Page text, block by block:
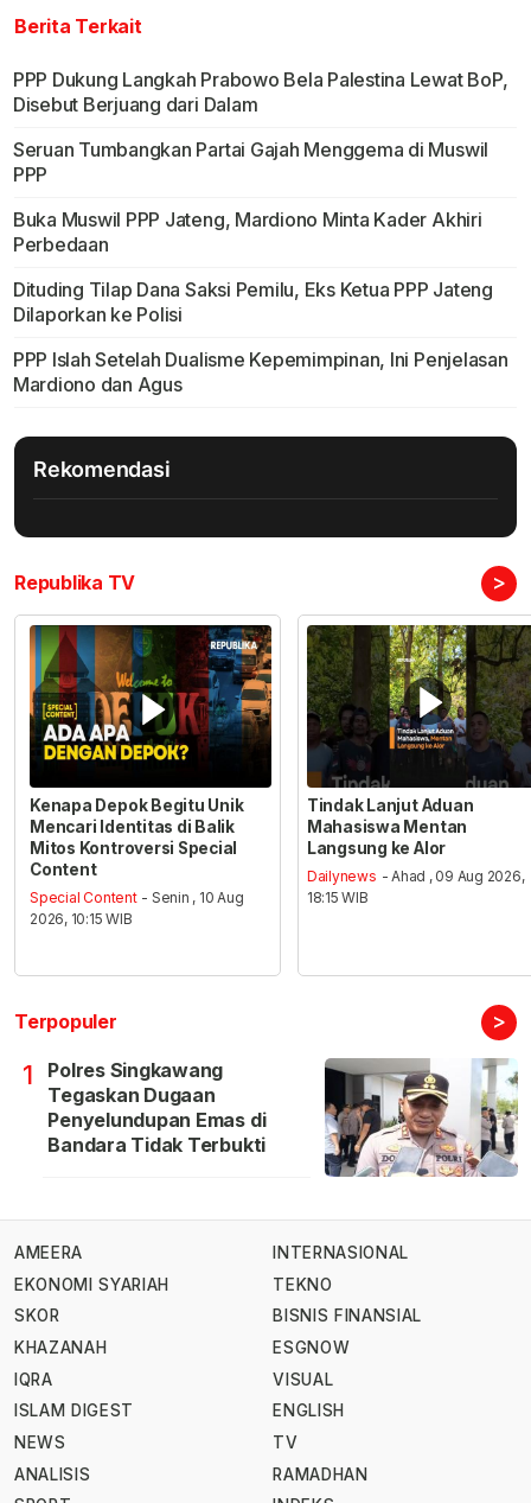
Berita Terkait
PPP Dukung Langkah Prabowo Bela Palestina Lewat BoP,
Disebut Berjuang dari Dalam
Seruan Tumbangkan Partai Gajah Menggema di Muswil
PPP
Buka Muswil PPP Jateng, Mardiono Minta Kader Akhiri
Perbedaan
Dituding Tilap Dana Saksi Pemilu, Eks Ketua PPP Jateng
Dilaporkan ke Polisi
PPP Islah Setelah Dualisme Kepemimpinan, Ini Penjelasan
Mardiono dan Agus
Rekomendasi
Republika TV >
Kenapa Depok Begitu Unik
Mencari Identitas di Balik
Mitos Kontroversi Special
Content
Special Content - Senin , 10 Aug
2026, 10:15 WIB
Tindak Lanjut Aduan
Mahasiswa Mentan
Langsung ke Alor
Dailynews - Ahad , 09 Aug 2026,
18:15 WIB
Terpopuler >
1
Polres Singkawang
Tegaskan Dugaan
Penyelundupan Emas di
Bandara Tidak Terbukti
AMEERA
EKONOMI SYARIAH
SKOR
KHAZANAH
IQRA
ISLAM DIGEST
NEWS
ANALISIS
INTERNASIONAL
TEKNO
BISNIS FINANSIAL
ESGNOW
VISUAL
ENGLISH
TV
RAMADHAN